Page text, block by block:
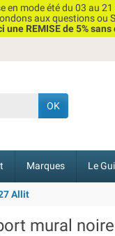
en mode été du 03 au
aux questions ou
REMISE de 5%
OK
Marques Le
Allit
mural